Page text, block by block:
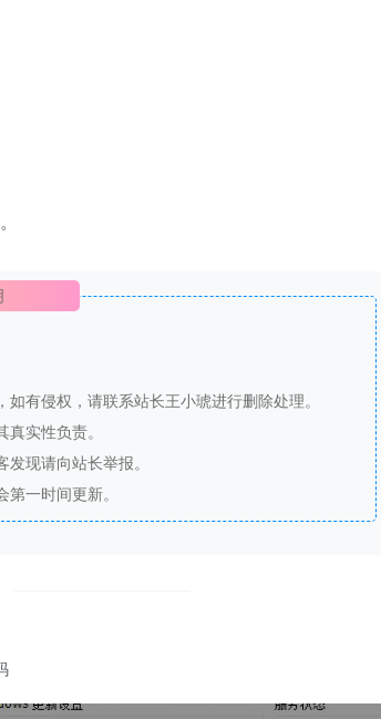
有侵权，请联系站长王小琥进行删除处理。
实性负责。
现请向站长举报。
一时间更新。